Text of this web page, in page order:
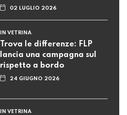
02 LUGLIO 2026
IN VETRINA
Trova le differenze: FLP
lancia una campagna sul
rispetto a bordo
24 GIUGNO 2026
IN VETRINA